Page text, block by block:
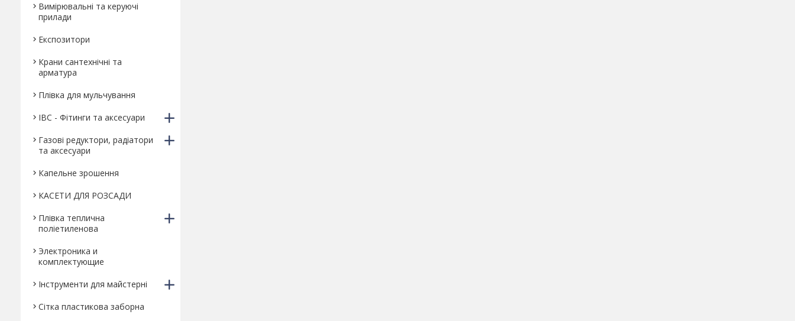
Вимірювальні та керуючі
прилади
Експозитори
Крани сантехнічні та
арматура
Плівка для мульчування
IBC - Фітинги та аксесуари
Газові редуктори, радіатори
та аксесуари
Капельне зрошення
КАСЕТИ ДЛЯ РОЗСАДИ
Плівка теплична
поліетиленова
Электроника и
комплектующие
Інструменти для майстерні
Сітка пластикова заборна